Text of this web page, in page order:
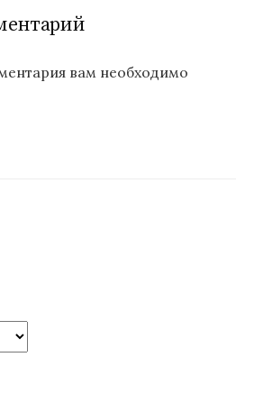
вам необходимо